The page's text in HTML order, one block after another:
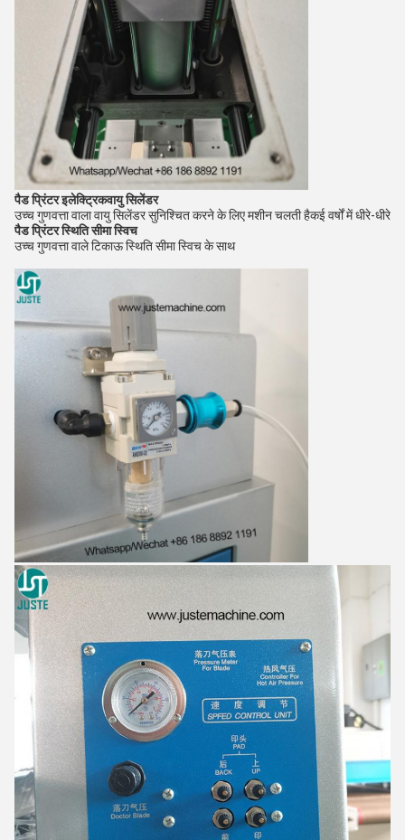
पैड प्रिंटर इलेक्ट्रिकवायु सिलेंडर
उच्च गुणवत्ता वाला वायु सिलेंडर सुनिश्चित करने के लिए मशीन चलती हैकई वर्षों में धीरे-धीरे
पैड प्रिंटरस्थिति सीमा स्विच
उच्च गुणवत्ता वाले टिकाऊ स्थिति सीमा स्विच के साथ